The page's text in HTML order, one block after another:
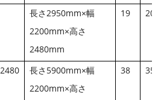
長さ2950mm×幅
2200mm×高さ
2480mm
19
長さ5900mm×幅
2200mm×高さ
38